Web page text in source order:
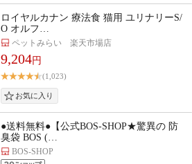
ロイヤルカナン 療法食 猫用 ユリナリーS/
O オルフ…
ペットみらい 楽天市場店
9,204円
(1,023)
●送料無料●【公式BOS-SHOP★驚異の 防
臭袋 BOS (…
BOS-SHOP